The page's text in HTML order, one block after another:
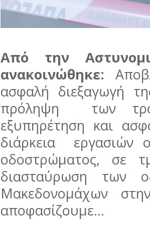
Από την
ανακοινώθηκε:
ασφαλή διεξαγωγή
πρόληψη των
εξυπηρέτηση και
διάρκεια εργασιών
οδοστρώματος, σε
διασταύρωση των
Μακεδονομάχων
αποφασίζουμε...